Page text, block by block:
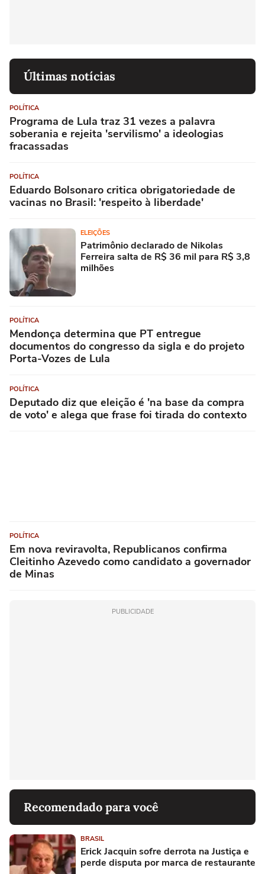
Últimas notícias
POLÍTICA
Programa de Lula traz 31 vezes a palavra
soberania e rejeita 'servilismo' a ideologias
fracassadas
POLÍTICA
Eduardo Bolsonaro critica obrigatoriedade de
vacinas no Brasil: 'respeito à liberdade'
ELEIÇÕES
Patrimônio declarado de Nikolas
Ferreira salta de R$ 36 mil para R$ 3,8
milhões
POLÍTICA
Mendonça determina que PT entregue
documentos do congresso da sigla e do projeto
Porta-Vozes de Lula
POLÍTICA
Deputado diz que eleição é 'na base da compra
de voto' e alega que frase foi tirada do contexto
POLÍTICA
Em nova reviravolta, Republicanos confirma
Cleitinho Azevedo como candidato a governador
de Minas
PUBLICIDADE
Recomendado para você
BRASIL
Erick Jacquin sofre derrota na Justiça e
perde disputa por marca de restaurante